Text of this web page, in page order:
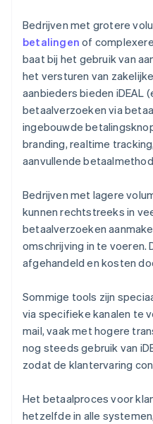
Bedrijven met grotere
betalingen of
baat bij het gebruik van
het versturen van
aanbieders bieden iDEAL
betaalverzoeken via
ingebouwde
branding, realtime
aanvullende
Bedrijven met lagere
kunnen rechtstreeks in
betaalverzoeken
omschrijving in te voeren.
afgehandeld en kosten
Sommige tools zijn
via specifieke kanalen te
mail, vaak met hogere
nog steeds gebruik van
zodat de klantervaring
Het betaalproces voor
hetzelfde in alle